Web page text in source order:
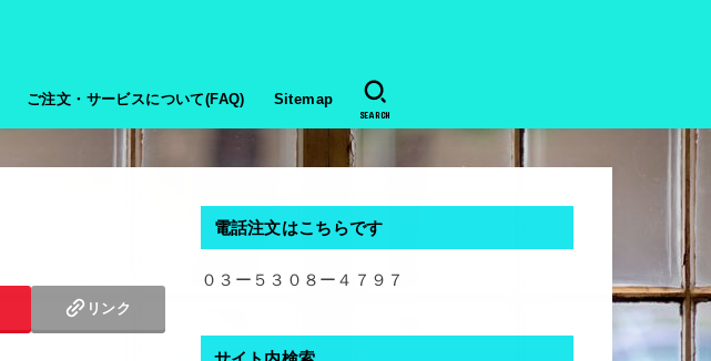
ご注文・サービスについて(FAQ) Sitemap
SEARCH
リンク
電話注文はこちらです
０３ー５３０８ー４７９７